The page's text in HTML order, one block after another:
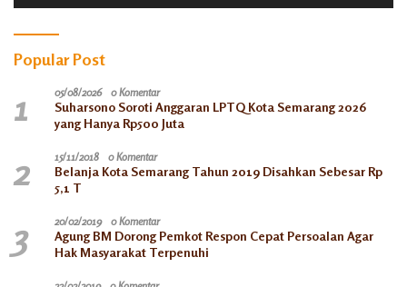
Popular Post
1 05/08/2026 0 Komentar
Suharsono Soroti Anggaran LPTQ Kota Semarang 2026
yang Hanya Rp500 Juta
2 15/11/2018 0 Komentar
Belanja Kota Semarang Tahun 2019 Disahkan Sebesar Rp
5,1 T
3 20/02/2019 0 Komentar
Agung BM Dorong Pemkot Respon Cepat Persoalan Agar
Hak Masyarakat Terpenuhi